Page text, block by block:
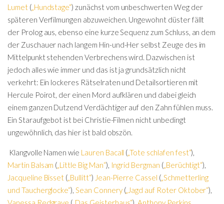
Lumet („Hundstage“) zunächst vom unbeschwerten Weg der
späteren Verfilmungen abzuweichen. Ungewohnt düster fällt
der Prolog aus, ebenso eine kurze Sequenz zum Schluss, an dem
der Zuschauer nach langem Hin-und-Her selbst Zeuge des im
Mittelpunkt stehenden Verbrechens wird. Dazwischen ist
jedoch alles wie immer und das ist ja grundsätzlich nicht
verkehrt: Ein lockeres Rätselraten und Detailsortieren mit
Hercule Poirot, der einen Mord aufklären und dabei gleich
einem ganzen Dutzend Verdächtiger auf den Zahn fühlen muss.
Ein Staraufgebot ist bei Christie-Filmen nicht unbedingt
ungewöhnlich, das hier ist bald obszön.
Klangvolle Namen wie Lauren Bacall („Tote schlafen fest“),
Martin Balsam („Little Big Man“), Ingrid Bergman („Berüchtigt“),
Jacqueline Bisset („Bullitt“) Jean-Pierre Cassel („Schmetterling
und Taucherglocke“),Sean Connery(„Jagd auf Roter Oktober“),